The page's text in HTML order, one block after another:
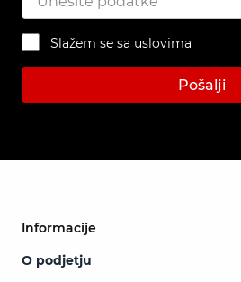
Slažem se sa uslovima
Pošalji
Informacije
O podjetju